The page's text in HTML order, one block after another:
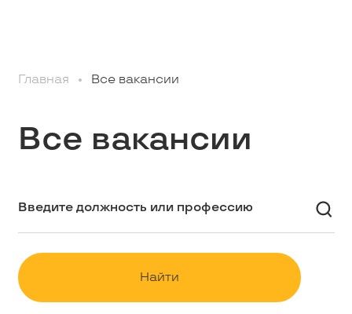
Студентам
Школьникам
Контакты
Главная Все вакансии
Все вакансии
Найти